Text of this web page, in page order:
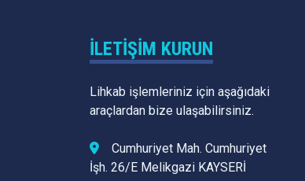
İLETIŞIM KURUN
Lihkab işlemleriniz için aşağıdaki
araçlardan bize ulaşabilirsiniz.
Cumhuriyet Mah. Cumhuriyet
İşh. 26/E Melikgazi KAYSERİ